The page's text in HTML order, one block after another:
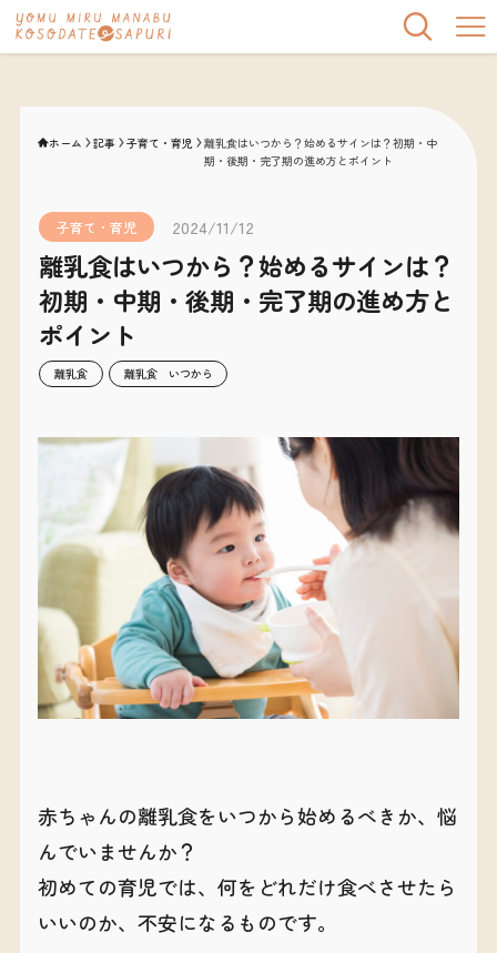
ホーム 記事 子育て・育児
離乳食はいつから？始めるサインは？初期・中
期・後期・完了期の進め方とポイント
子育て・育児 2024/11/12
離乳食はいつから？始めるサインは？
初期・中期・後期・完了期の進め方と
ポイント
離乳食 離乳食 いつから
赤ちゃんの離乳食をいつから始めるべきか、悩
んでいませんか？
初めての育児では、何をどれだけ食べさせたら
いいのか、不安になるものです。